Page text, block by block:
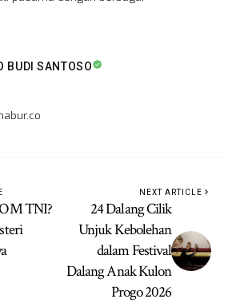
BUDI SANTOSO
TNI?
NEXT ARTICLE
24 Dalang Cilik
Unjuk Kebolehan
dalam Festival
Dalang Anak Kulon
Progo 2026